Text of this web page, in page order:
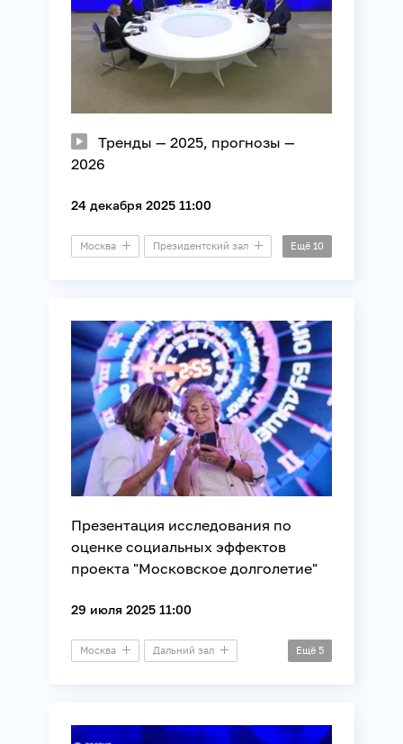
Тренды — 2025, прогнозы —
2026
24 декабря 2025 11:00
Москва Президентский зал
Информационные технологии
Молодежная политика
Общество Политика
Регионы России
Технологии Экономика
Ещё 10
Презентация исследования по
оценке социальных эффектов
проекта "Московское долголетие"
29 июля 2025 11:00
Москва Дальний зал Ещё 5